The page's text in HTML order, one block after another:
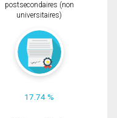
postsecondaires (non
universitaires)
17.74 %